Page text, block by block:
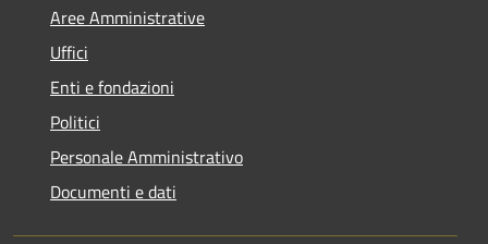
Aree Amministrative
Uffici
Enti e fondazioni
Politici
Personale Amministrativo
Documenti e dati